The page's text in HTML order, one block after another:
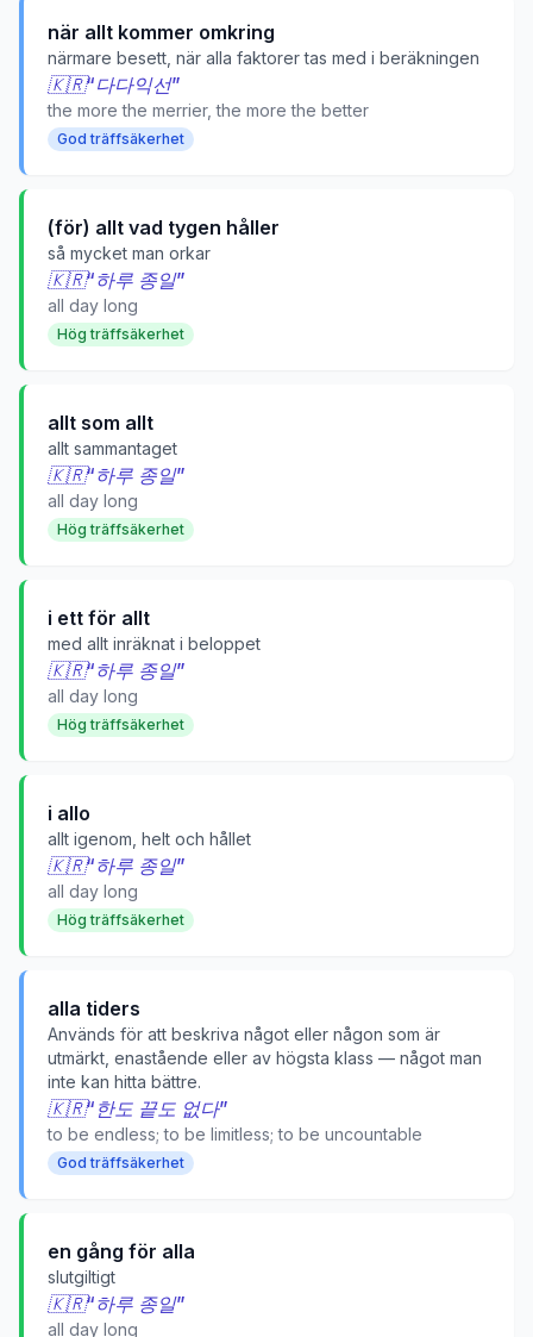
när allt kommer omkring
närmare besett, när alla faktorer tas med i beräkningen
🇰🇷“다다익선”
the more the merrier, the more the better
God träffsäkerhet
(för) allt vad tygen håller
så mycket man orkar
🇰🇷“하루 종일”
all day long
Hög träffsäkerhet
allt som allt
allt sammantaget
🇰🇷“하루 종일”
all day long
Hög träffsäkerhet
i ett för allt
med allt inräknat i beloppet
🇰🇷“하루 종일”
all day long
Hög träffsäkerhet
i allo
allt igenom, helt och hållet
🇰🇷“하루 종일”
all day long
Hög träffsäkerhet
alla tiders
Används för att beskriva något eller någon som är
utmärkt, enastående eller av högsta klass — något man
inte kan hitta bättre.
🇰🇷“ 한도 끝도 없다”
to be endless; to be limitless; to be uncountable
God träffsäkerhet
en gång för alla
slutgiltigt
🇰🇷“하루 종일”
all day long